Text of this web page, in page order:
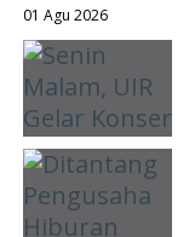
01 Agu 2026